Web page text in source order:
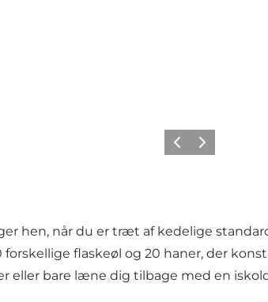
ZurückWeiter
hen, når du er træt af kedelige
flaskeøl og 20 haner, der
eller bare læne dig tilbage med en